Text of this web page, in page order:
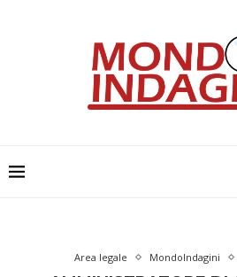
Area legale MondoIndagini